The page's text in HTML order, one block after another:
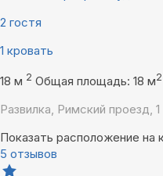
2 гостя
1 кровать
18 м 2 Общая площадь: 18 м2
Развилка, Римский проезд, 1
Показать расположение на
5 отзывов